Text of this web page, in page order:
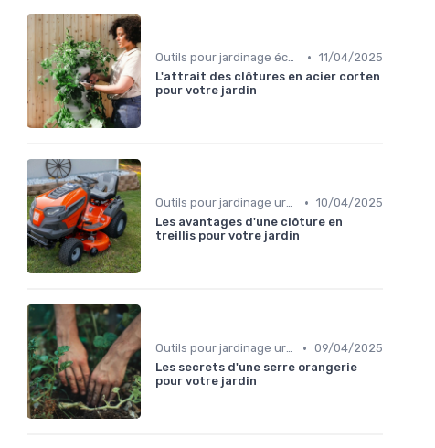
Outils pour jardinage écologique • 11/04/2025
L'attrait des clôtures en acier corten
pour votre jardin
Outils pour jardinage urbain • 10/04/2025
Les avantages d'une clôture en
treillis pour votre jardin
Outils pour jardinage urbain • 09/04/2025
Les secrets d'une serre orangerie
pour votre jardin